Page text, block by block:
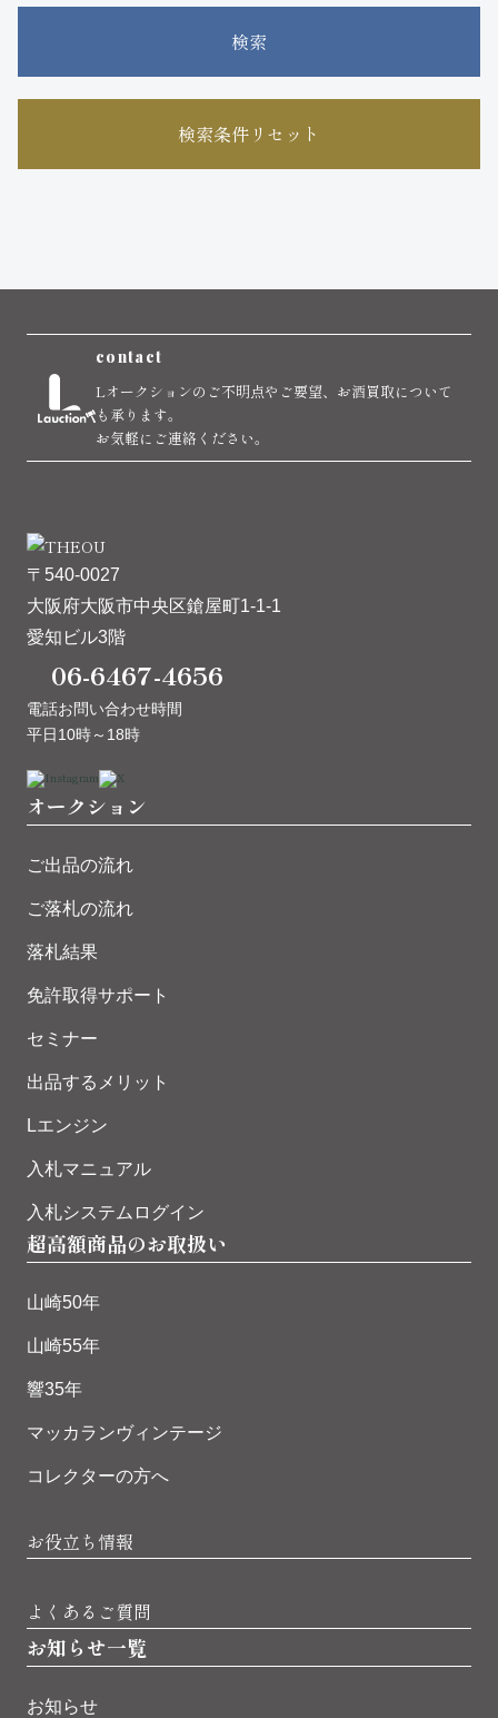
検索
検索条件リセット
contact
Lオークションのご不明点やご要望、お酒買取について
も承ります。
お気軽にご連絡ください。
〒540-0027
大阪府大阪市中央区鎗屋町1-1-1
愛知ビル3階
06-6467-4656
電話お問い合わせ時間
平日10時～18時
オークション
ご出品の流れ
ご落札の流れ
落札結果
免許取得サポート
セミナー
出品するメリット
Lエンジン
入札マニュアル
入札システムログイン
超高額商品のお取扱い
山崎50年
山崎55年
響35年
マッカランヴィンテージ
コレクターの方へ
お役立ち情報
よくあるご質問
お知らせ一覧
お知らせ